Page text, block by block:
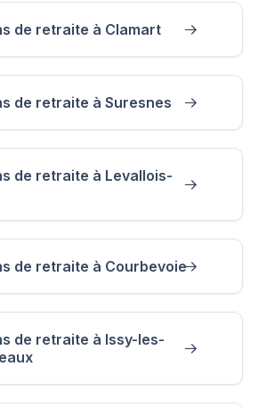
de retraite à Clamart
de retraite à Suresnes
de retraite à Levallois-
de retraite à Courbevoie
de retraite à Issy-les-